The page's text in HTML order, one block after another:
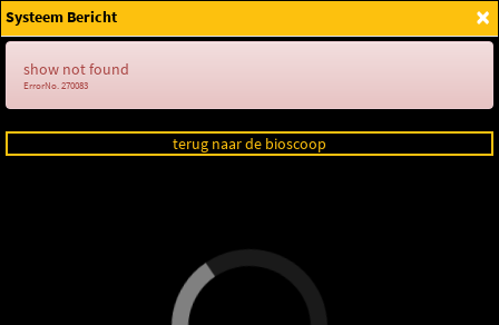
Login
×
Systeem Bericht
show not found
ErrorNo. 270083
terug naar de bioscoop